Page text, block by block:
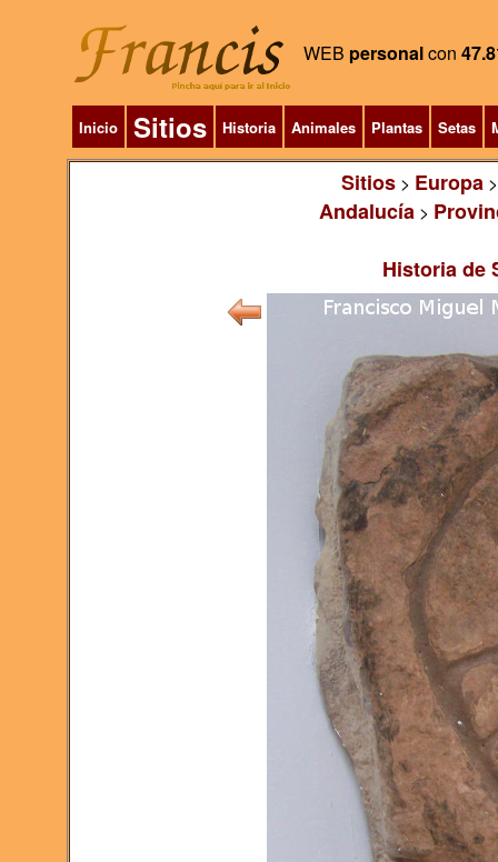
WEB personalcon
Inicio Sitios Historia Animales Plantas Setas
Sitios> Europa
Andalucía >
Historia de